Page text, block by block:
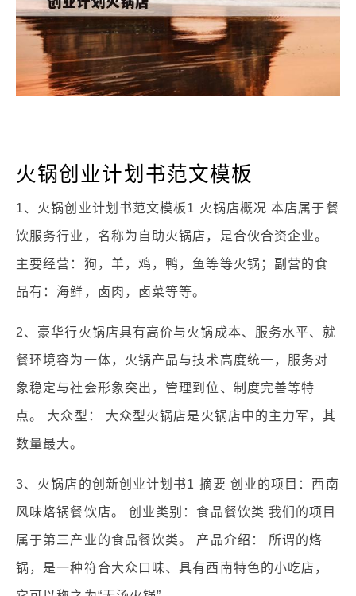
火锅创业计划书范文模板
1、火锅创业计划书范文模板1 火锅店概况 本店属于餐
饮服务行业，名称为自助火锅店，是合伙合资企业。
主要经营：狗，羊，鸡，鸭，鱼等等火锅；副营的食
品有：海鲜，卤肉，卤菜等等。
2、豪华行火锅店具有高价与火锅成本、服务水平、就
餐环境容为一体，火锅产品与技术高度统一，服务对
象稳定与社会形象突出，管理到位、制度完善等特
点。 大众型： 大众型火锅店是火锅店中的主力军，其
数量最大。
3、火锅店的创新创业计划书1 摘要 创业的项目：西南
风味烙锅餐饮店。 创业类别：食品餐饮类 我们的项目
属于第三产业的食品餐饮类。 产品介绍： 所谓的烙
锅，是一种符合大众口味、具有西南特色的小吃店，